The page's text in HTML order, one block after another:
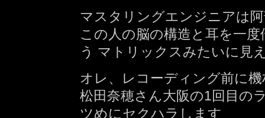
マスタリングエンジニアは
この人の脳の構造と耳を一
う マトリックスみたいに見
オレ、レコーディング前に
松田奈穂さん大阪の1回目の
ツめにセクハラします